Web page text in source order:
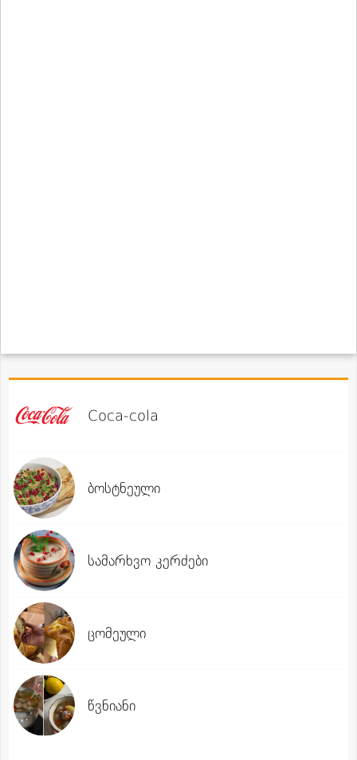
Coca-cola
ბოსტნეული
სამარხვო კერძები
ცომეული
წვნიანი